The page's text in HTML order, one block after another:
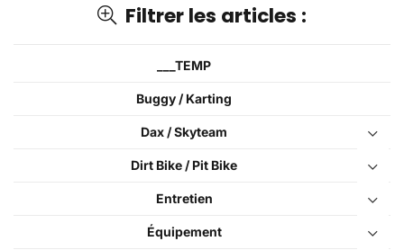
Filtrer les articles :
___TEMP
Buggy / Karting
Dax / Skyteam
Dirt Bike / Pit Bike
Entretien
Équipement